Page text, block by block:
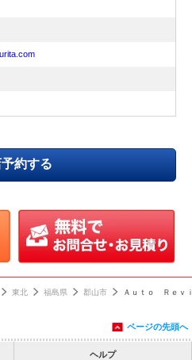
約する
東北 福島県 郡山市 Ａｕｔｏ Ｒｅｖ
ページの先頭へ
ヘルプ